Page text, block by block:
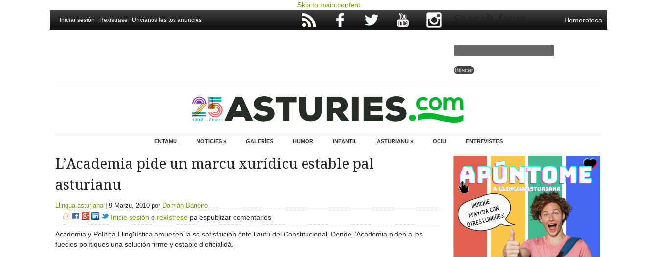
Skip to main content
Iniciar sesión Rexistrase Unvíanos les tos anuncies Hemeroteca
Search form
ENTAMU NOTICIES » GALERÍES HUMOR INFANTIL ASTURIANU » OCIU ENTREVISTES
L’Academia pide un marcu xurídicu estable pal
asturianu
Llingua asturiana | 9 Marzu, 2010 por Damián Barreiro
Inicie sesión o rexístrese pa espublizar comentarios
Academia y Política Llingüística amuesen la so satisfaición énte l’autu del Constitucional. Dende l’Academia piden a les
fuecies polítiques una solución firme y estable d’oficialidá.